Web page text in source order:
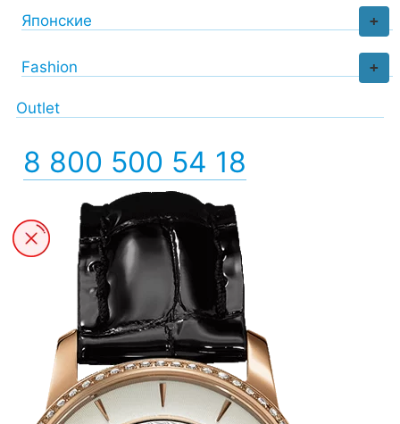
+
Японские
+
Fashion
Outlet
8 800 500 54 18